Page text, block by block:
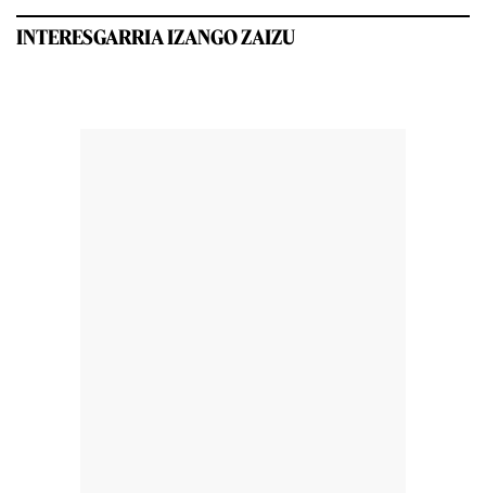
INTERESGARRIA IZANGO ZAIZU